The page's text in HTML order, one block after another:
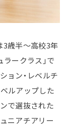
3歳半～高校3年
ークラス」で
ョン・レベルチ
ルアップした
で選抜された
ニアチアリー